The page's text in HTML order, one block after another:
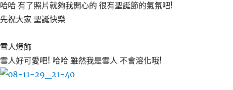
哈哈 有了照片就夠我開心的 很有聖誕節的氣氛吧!
先祝大家 聖誕快樂
雪人燈飾
雪人好可愛吧! 哈哈 雖然我是雪人 不會溶化哦!